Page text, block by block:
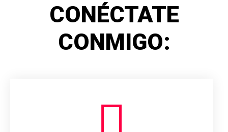
CONÉCTATE
CONMIGO: